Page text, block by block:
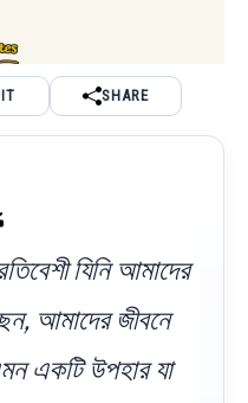
SHARE
যিনি আমাদের
আমাদের জীবনে
একটি উপহার যা